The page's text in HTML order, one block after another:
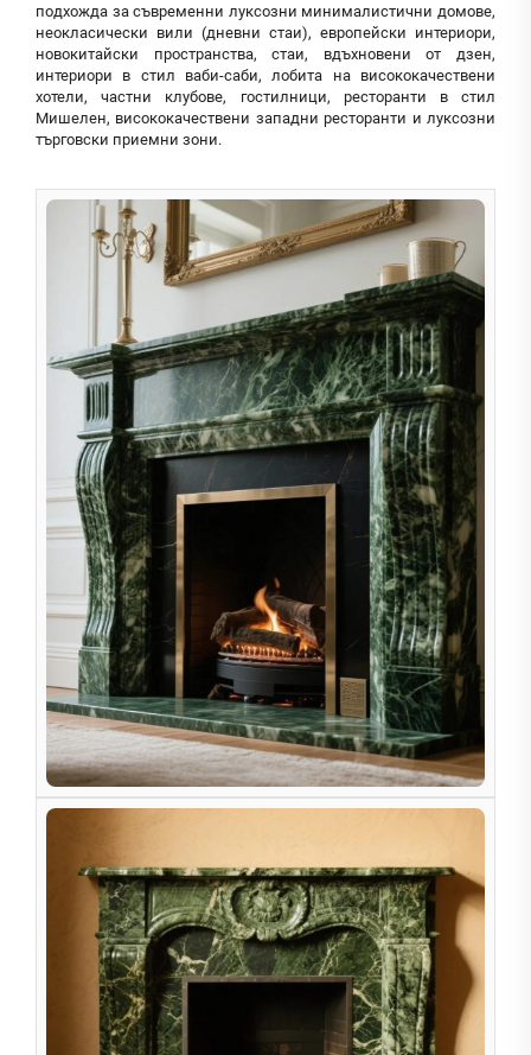
подхожда за съвременни луксозни минималистични домове,
неокласически вили (дневни стаи), европейски интериори,
новокитайски пространства, стаи, вдъхновени от дзен,
интериори в стил ваби-саби, лобита на висококачествени
хотели, частни клубове, гостилници, ресторанти в стил
Мишелен, висококачествени западни ресторанти и луксозни
търговски приемни зони.